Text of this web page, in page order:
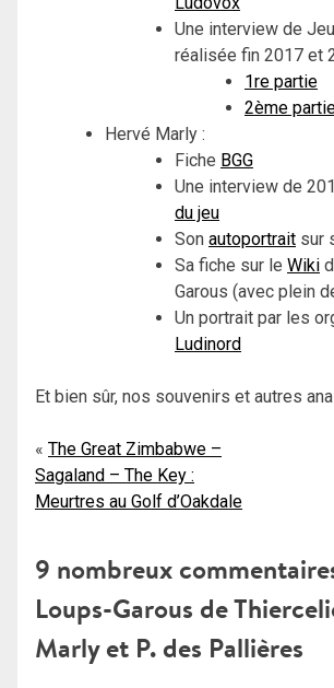
Une interview de
réalisée fin 2017 et
1re partie
2ème
Hervé Marly :
Fiche BGG
Une interview de
du jeu
Son autoportrait sur
Sa fiche sur le Wiki
Garous (avec plein
Un portrait par les
Ludinord
Et bien sûr, nos souvenirs et autres
Navigation
de
The Great Zimbabwe –
Sagaland – The Key :
Meurtres au Golf d’Oakdale
9 nombreux
Loups-Garous de
Marly et P. des Pallières